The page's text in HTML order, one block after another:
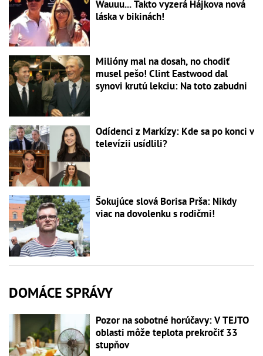
Wauuu... Takto vyzerá Hájkova nová
láska v bikinách!
Milióny mal na dosah, no chodiť
musel pešo! Clint Eastwood dal
synovi krutú lekciu: Na toto zabudni
Odídenci z Markízy: Kde sa po konci v
televízii usídlili?
Šokujúce slová Borisa Prša: Nikdy
viac na dovolenku s rodičmi!
DOMÁCE SPRÁVY
Pozor na sobotné horúčavy: V TEJTO
oblasti môže teplota prekročiť 33
stupňov